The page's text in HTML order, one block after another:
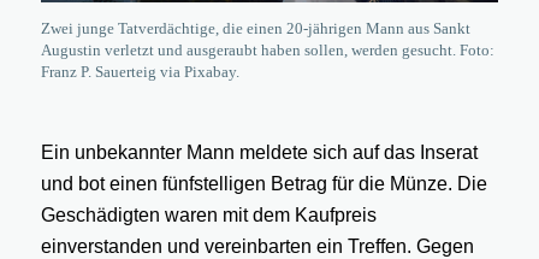
Zwei junge Tatverdächtige, die einen 20-jährigen Mann aus Sankt
Augustin verletzt und ausgeraubt haben sollen, werden gesucht. Foto:
Franz P. Sauerteig via Pixabay.
Ein unbekannter Mann meldete sich auf das Inserat
und bot einen fünfstelligen Betrag für die Münze. Die
Geschädigten waren mit dem Kaufpreis
einverstanden und vereinbarten ein Treffen. Gegen